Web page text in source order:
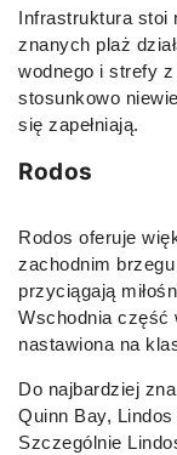
Infrastruktura stoi
znanych plaż
wodnego i strefy
stosunkowo
się zapełniają.
Rodos
Rodos oferuje
zachodnim
przyciągają
Wschodnia część
nastawiona na
Do najbardziej
Quinn Bay,
Szczególnie